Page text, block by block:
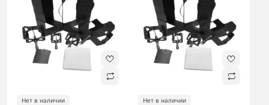
Нет в наличии Нет в наличии